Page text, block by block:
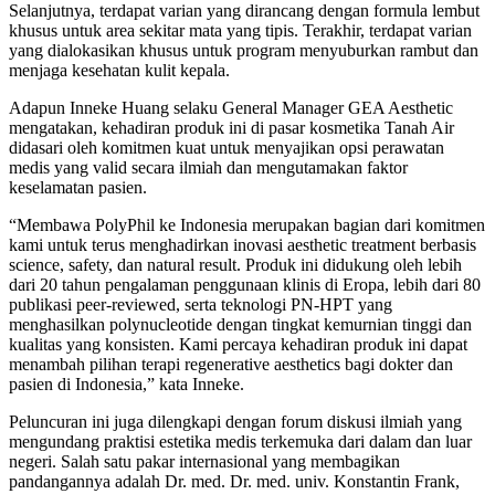
Selanjutnya, terdapat varian yang dirancang dengan formula lembut
khusus untuk area sekitar mata yang tipis. Terakhir, terdapat varian
yang dialokasikan khusus untuk program menyuburkan rambut dan
menjaga kesehatan kulit kepala.
Adapun Inneke Huang selaku General Manager GEA Aesthetic
mengatakan, kehadiran produk ini di pasar kosmetika Tanah Air
didasari oleh komitmen kuat untuk menyajikan opsi perawatan
medis yang valid secara ilmiah dan mengutamakan faktor
keselamatan pasien.
“Membawa PolyPhil ke Indonesia merupakan bagian dari komitmen
kami untuk terus menghadirkan inovasi aesthetic treatment berbasis
science, safety, dan natural result. Produk ini didukung oleh lebih
dari 20 tahun pengalaman penggunaan klinis di Eropa, lebih dari 80
publikasi peer-reviewed, serta teknologi PN-HPT yang
menghasilkan polynucleotide dengan tingkat kemurnian tinggi dan
kualitas yang konsisten. Kami percaya kehadiran produk ini dapat
menambah pilihan terapi regenerative aesthetics bagi dokter dan
pasien di Indonesia,” kata Inneke.
Peluncuran ini juga dilengkapi dengan forum diskusi ilmiah yang
mengundang praktisi estetika medis terkemuka dari dalam dan luar
negeri. Salah satu pakar internasional yang membagikan
pandangannya adalah Dr. med. Dr. med. univ. Konstantin Frank,